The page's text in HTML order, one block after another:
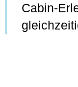
Cabin-